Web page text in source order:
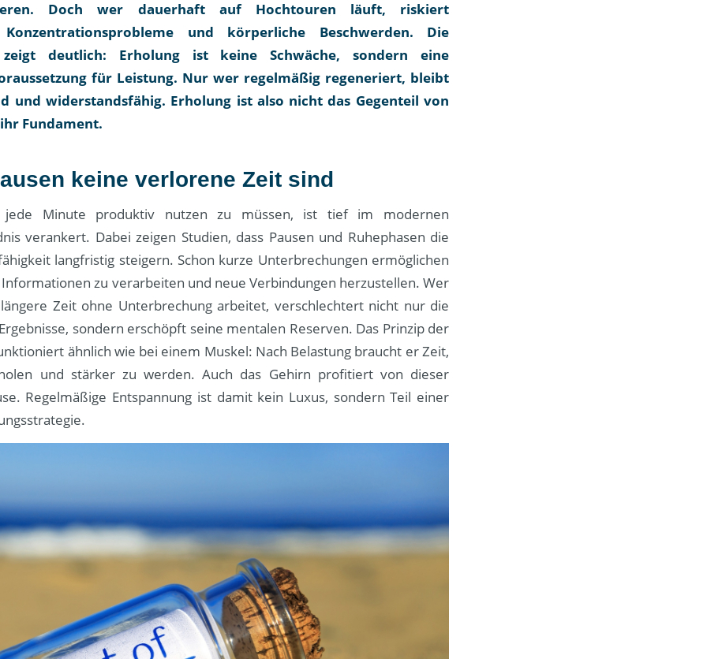
Doch wer dauerhaft auf Hochtouren läuft, riskiert
Konzentrationsprobleme und körperliche Beschwerden. Die
zeigt deutlich: Erholung ist keine Schwäche, sondern eine
für Leistung. Nur wer regelmäßig regeneriert, bleibt
und widerstandsfähig. Erholung ist also nicht das Gegenteil von
Fundament.
keine verlorene Zeit sind
jede Minute produktiv nutzen zu müssen, ist tief im modernen
verankert. Dabei zeigen Studien, dass Pausen und Ruhephasen die
langfristig steigern. Schon kurze Unterbrechungen ermöglichen
zu verarbeiten und neue Verbindungen herzustellen. Wer
Zeit ohne Unterbrechung arbeitet, verschlechtert nicht nur die
sondern erschöpft seine mentalen Reserven. Das Prinzip der
ähnlich wie bei einem Muskel: Nach Belastung braucht er Zeit,
und stärker zu werden. Auch das Gehirn profitiert von dieser
Regelmäßige Entspannung ist damit kein Luxus, sondern Teil einer